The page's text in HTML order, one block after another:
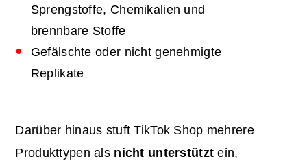
Sprengstoffe, Chemikalien und
brennbare Stoffe
Gefälschte oder nicht genehmigte
Replikate
Darüber hinaus stuft TikTok Shop mehrere
Produkttypen als nicht unterstützt ein,